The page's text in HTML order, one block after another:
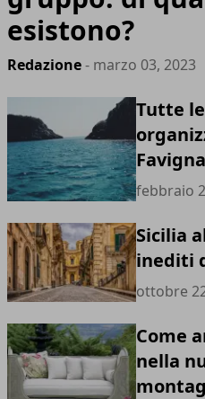
esistono?
Redazione- marzo 03, 2023
Tutte
febbraio
Sicilia
inediti
ottobre
Come
nella